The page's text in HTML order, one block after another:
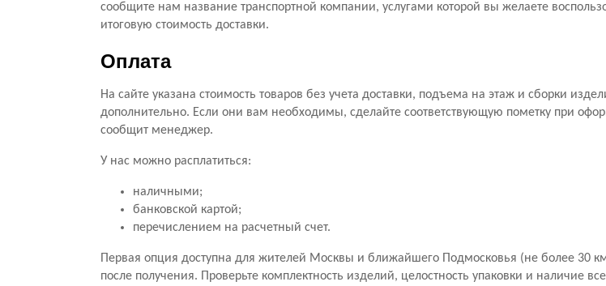
сообщите нам название транспортной компании, услугами которой вы желаете
итоговую стоимость доставки.
Оплата
На сайте указана стоимость товаров без учета доставки, подъема на этаж и сборки
дополнительно. Если они вам необходимы, сделайте соответствующую пометку при
сообщит менеджер.
У нас можно расплатиться:
наличными;
банковской картой;
перечислением на расчетный счет.
Первая опция доступна для жителей Москвы и ближайшего Подмосковья (не более 30
после получения. Проверьте комплектность изделий, целостность упаковки и наличие